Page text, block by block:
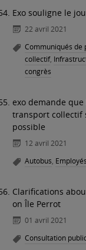
Exo souligne le
22 avril 2021
Communiqués de
collectif,
congrès
exo demande
transport collectif
possible
12 avril 2021
Autobus, Employés
Clarifications
on Île Perrot
01 avril 2021
Consultation